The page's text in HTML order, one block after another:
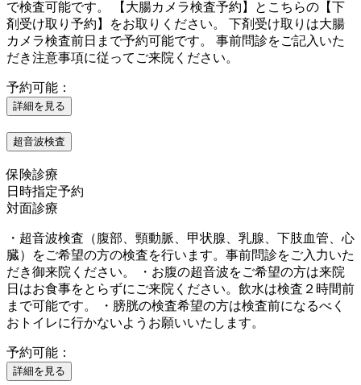
で検査可能です。 【大腸カメラ検査予約】とこちらの【下
剤受け取り予約】をお取りください。 下剤受け取りは大腸
カメラ検査前日まで予約可能です。 事前問診をご記入いた
だき注意事項に従ってご来院ください。
予約可能：
詳細を見る
超音波検査
保険診療
日時指定予約
対面診療
・超音波検査（腹部、頸動脈、甲状腺、乳腺、下肢血管、心
臓）をご希望の方の検査を行います。事前問診をご入力いた
だき御来院ください。 ・お腹の超音波をご希望の方は来院
日はお食事をとらずにご来院ください。飲水は検査２時間前
まで可能です。 ・膀胱の検査希望の方は検査前になるべく
おトイレに行かないようお願いいたします。
予約可能：
詳細を見る